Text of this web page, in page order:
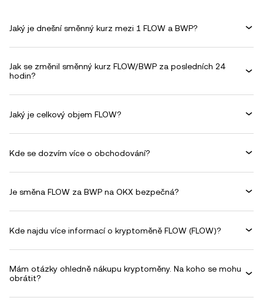
Jaký je dnešní směnný kurz mezi 1 FLOW a BWP?
Jak se změnil směnný kurz FLOW/BWP za posledních 24
hodin?
Jaký je celkový objem FLOW?
Kde se dozvím více o obchodování?
Je směna FLOW za BWP na OKX bezpečná?
Kde najdu více informací o kryptoměně FLOW (FLOW)?
Mám otázky ohledně nákupu kryptoměny. Na koho se mohu
obrátit?